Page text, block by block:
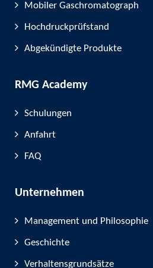
Mobiler Gaschromatograph
Hochdruckprüfstand
Abgekündigte Produkte
RMG Academy
Schulungen
Anfahrt
FAQ
Unternehmen
Management und Philosophie
Geschichte
Verhaltensgrundsätze